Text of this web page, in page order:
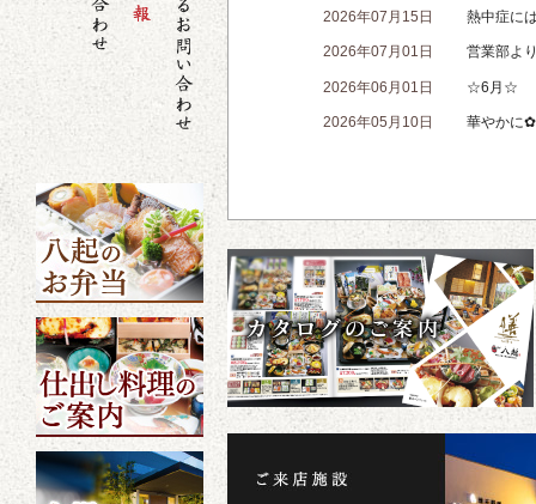
2026年07月15日 熱中症に
2026年07月01日 営業部よ
2026年06月01日 ☆6月☆
2026年05月10日 華やかに✿